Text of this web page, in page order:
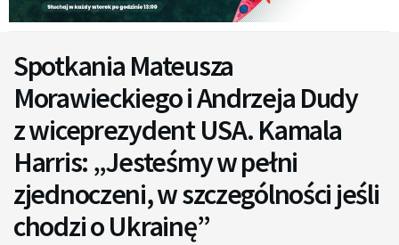
Spotkania Mateusza
Morawieckiego i Andrzeja Dudy
z wiceprezydent USA. Kamala
Harris: „Jesteśmy w pełni
zjednoczeni, w szczególności jeśli
chodzi o Ukrainę”